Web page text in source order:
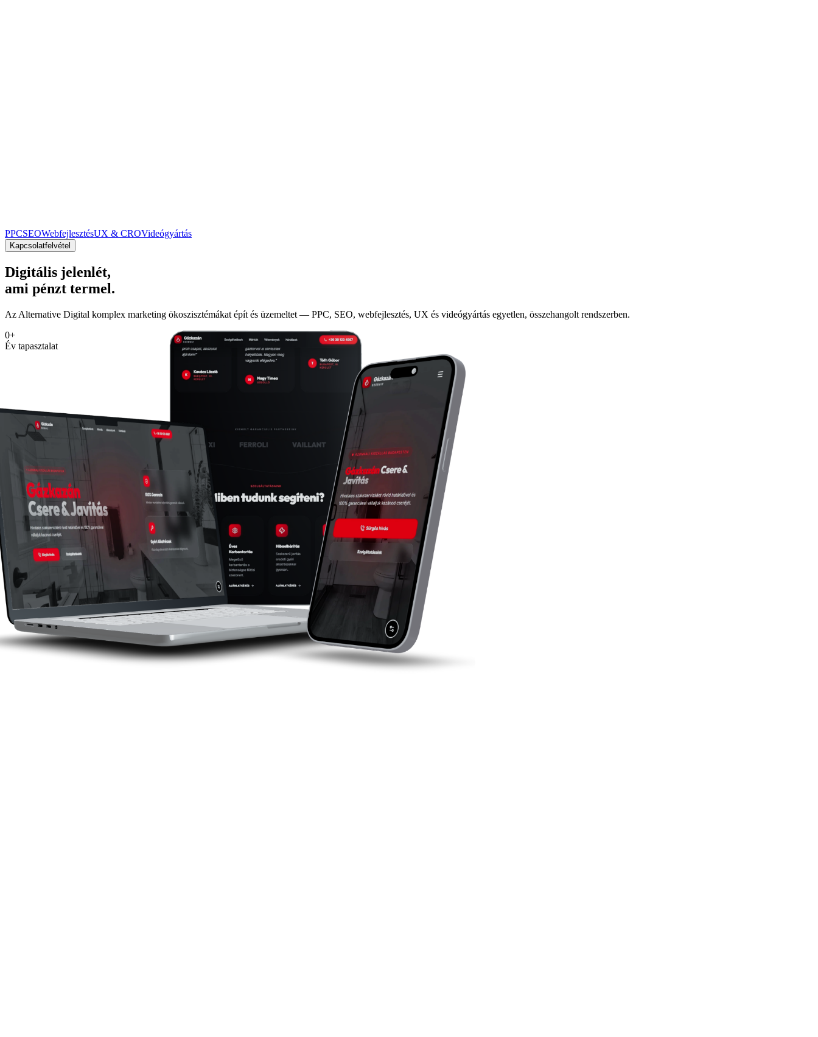
PPCSEOWebfejlesztésUX & CROVideógyártás
Kapcsolatfelvétel
Digitális jelenlét,
ami pénzt termel.
Az Alternative Digital komplex marketing ökoszisztémákat épít és üzemeltet — PPC, SEO, webfejlesztés, UX és videógyártás egyetlen, összehangolt rendszerben.
0+
Év tapasztalat